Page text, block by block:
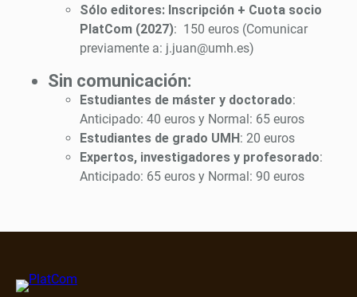
Sólo editores: Inscripción + Cuota socio
PlatCom (2027): 150 euros (Comunicar
previamente a: j.juan@umh.es)
Sin comunicación:
Estudiantes de máster y doctorado:
Anticipado: 40 euros y Normal: 65 euros
Estudiantes de grado UMH: 20 euros
Expertos, investigadores y profesorado:
Anticipado: 65 euros y Normal: 90 euros